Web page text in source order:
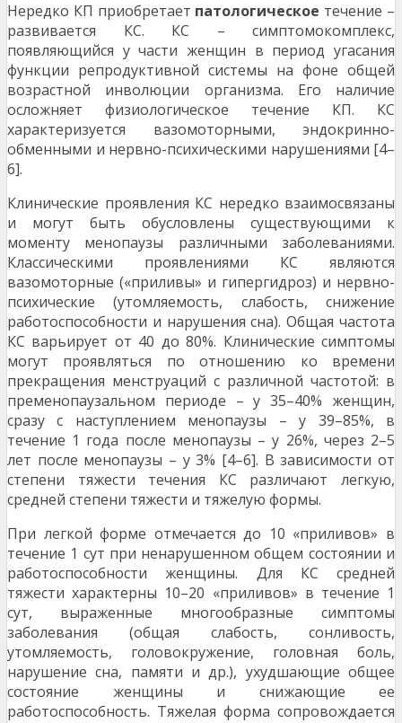
Нередко КП приобретает патологическое течение –
развивается КС. КС – симптомокомплекс,
появляющийся у части женщин в период угасания
функции репродуктивной системы на фоне общей
возрастной инволюции организма. Его наличие
осложняет физиологическое течение КП. КС
характеризуется вазомоторными, эндокринно-
обменными и нервно-психическими нарушениями [4–
6].
Клинические проявления КС нередко взаимосвязаны
и могут быть обусловлены существующими к
моменту менопаузы различными заболеваниями.
Классическими проявлениями КС являются
вазомоторные («приливы» и гипергидроз) и нервно-
психические (утомляемость, слабость, снижение
работоспособности и нарушения сна). Общая частота
КС варьирует от 40 до 80%. Клинические симптомы
могут проявляться по отношению ко времени
прекращения менструаций с различной частотой: в
пременопаузальном периоде – у 35–40% женщин,
сразу с наступлением менопаузы – у 39–85%, в
течение 1 года после менопаузы – у 26%, через 2–5
лет после менопаузы – у 3% [4–6]. В зависимости от
степени тяжести течения КС различают легкую,
средней степени тяжести и тяжелую формы.
При легкой форме отмечается до 10 «приливов» в
течение 1 сут при ненарушенном общем состоянии и
работоспособности женщины. Для КС средней
тяжести характерны 10–20 «приливов» в течение 1
сут, выраженные многообразные симптомы
заболевания (общая слабость, сонливость,
утомляемость, головокружение, головная боль,
нарушение сна, памяти и др.), ухудшающие общее
состояние женщины и снижающие ее
работоспособность. Тяжелая форма сопровождается